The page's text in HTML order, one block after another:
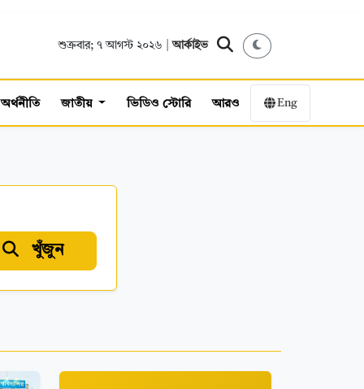
শুক্রবার; ৭ আগস্ট ২০২৬ |আর্কাইভ
অর্থনীতি জাতীয় ভিডিও স্টোরি আরও Eng
খুঁজুন